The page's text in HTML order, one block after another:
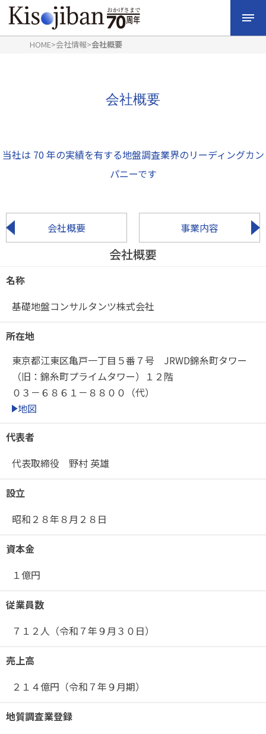
HOME>会社情報>会社概要
会社概要
当社は 70 年の実績を有する地盤調査業界のリーディングカン
パニーです
会社概要 事業内容
会社概要
名称
基礎地盤コンサルタンツ株式会社
所在地
東京都江東区亀戸一丁目５番７号 JRWD錦糸町タワー
（旧：錦糸町プライムタワー）１２階
０３－６８６１－８８００（代）
地図
代表者
代表取締役 野村 英雄
設立
昭和２８年８月２８日
資本金
１億円
従業員数
７１２人（令和７年９月３０日）
売上高
２１４億円（令和７年９月期）
地質調査業登録